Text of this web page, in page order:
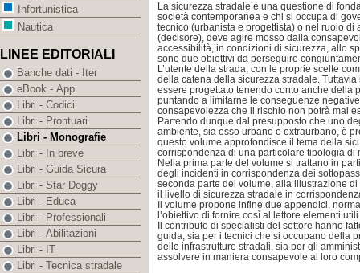
La sicurezza stradale è una questione di
società contemporanea e chi si occupa di
tecnico (urbanista e progettista) o nel ruolo di
(decisore), deve agire mosso dalla
accessibilità, in condizioni di sicurezza, allo
sono due obiettivi da perseguire
L’utente della strada, con le proprie scelte
della catena della sicurezza stradale.
essere progettato tenendo conto anche della
puntando a limitarne le conseguenze
consapevolezza che il rischio non potrà mai
Partendo dunque dal presupposto che uno
ambiente, sia esso urbano o extraurbano, è
questo volume approfondisce il tema della
corrispondenza di una particolare tipologia di
Nella prima parte del volume si trattano in
degli incidenti in corrispondenza dei
seconda parte del volume, alla illustrazione
il livello di sicurezza stradale in
Il volume propone infine due appendici,
l’obiettivo di fornire così al lettore elementi
Il contributo di specialisti del settore hanno
guida, sia per i tecnici che si occupano della
delle infrastrutture stradali, sia per gli
assolvere in maniera consapevole al loro
Infortunistica
Nautica
LINEE EDITORIALI
Banche dati - Iter
eBook - App
Libri - Codici
Libri - Prontuari
Libri - Monografie
Libri - In breve
Libri - Guida Sicura
Libri - Star Doggy
Libri - Educa
Libri - Professionali
Libri - Abilitazioni
Libri - IT
Libri - Tecnica stradale